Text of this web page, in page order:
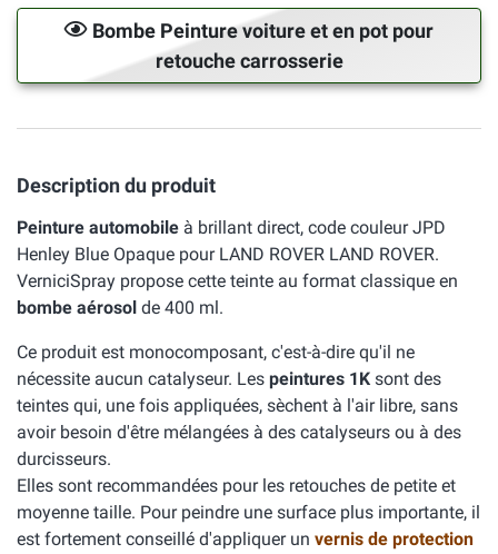
Bombe Peinture voiture et en pot pour
retouche carrosserie
Description du produit
Peinture automobile à brillant direct, code couleur JPD
Henley Blue Opaque pour LAND ROVER LAND ROVER.
VerniciSpray propose cette teinte au format classique en
bombe aérosol de 400 ml.
Ce produit est monocomposant, c'est-à-dire qu'il ne
nécessite aucun catalyseur. Les peintures 1K sont des
teintes qui, une fois appliquées, sèchent à l'air libre, sans
avoir besoin d'être mélangées à des catalyseurs ou à des
durcisseurs.
Elles sont recommandées pour les retouches de petite et
moyenne taille. Pour peindre une surface plus importante, il
est fortement conseillé d'appliquer un vernis de protection